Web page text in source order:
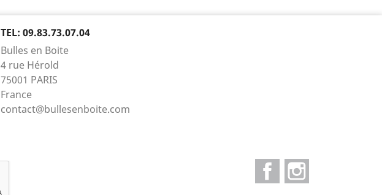
TEL: 09.83.73.07.04
Bulles en Boite
4 rue Hérold
75001 PARIS
France
contact@bullesenboite.com
Facebook